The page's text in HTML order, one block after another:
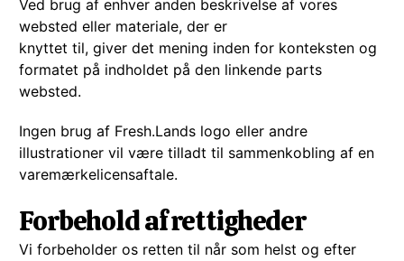
Ved brug af enhver anden beskrivelse af vores
websted eller materiale, der er
knyttet til, giver det mening inden for konteksten og
formatet på indholdet på den linkende parts
websted.
Ingen brug af Fresh.Lands logo eller andre
illustrationer vil være tilladt til sammenkobling af en
varemærkelicensaftale.
Forbehold af rettigheder
Vi forbeholder os retten til når som helst og efter